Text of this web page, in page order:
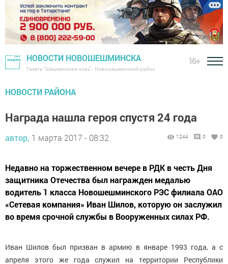
НОВОСТИ НОВОШЕШМИНСКА
Газета "Шешминская новь" - Новошешминский район
16+
НОВОСТИ РАЙОНА
Награда нашла героя спустя 24 года
автор, 1 марта 2017 - 08:32 1244 0 0
Недавно на торжественном вечере в РДК в честь Дня
защитника Отечества был награжден медалью
водитель 1 класса Новошешминского РЭС филиала ОАО
«Сетевая компания» Иван Шилов, которую он заслужил
во время срочной службы в Вооруженных силах РФ.
Иван Шилов был призван в армию в январе 1993 года, а с
апреля этого же года служил на территории Республики